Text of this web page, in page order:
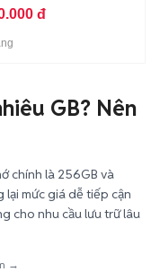
đ
GB? Nên
chính là 256GB và
lại mức giá dễ tiếp cận
cho nhu cầu lưu trữ lâu
→